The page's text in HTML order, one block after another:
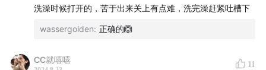
洗澡时候打开的，苦于出来关上有点难，洗完澡赶紧吐槽下
wassergolden: 正确的🙆
CC就嘻嘻 11